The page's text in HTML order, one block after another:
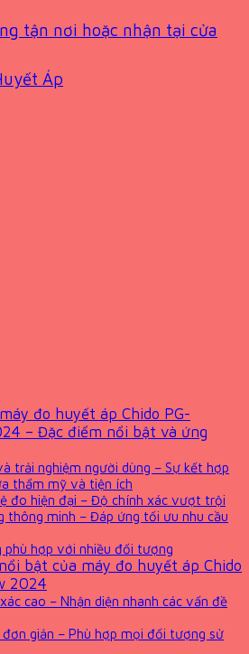
tận nơi hoặc nhận tại cửa
Áp
đo huyết áp Chido PG-
– Đặc điểm nổi bật và ứng
trải nghiệm người dùng – Sự kết hợp
thẩm mỹ và tiện ích
đo hiện đại – Độ chính xác vượt trội
thông minh – Đáp ứng tối ưu nhu cầu
phù hợp với nhiều đối tượng
bật của máy đo huyết áp Chido
2024
cao – Nhận diện nhanh các vấn đề
giản – Phù hợp mọi đối tượng sử